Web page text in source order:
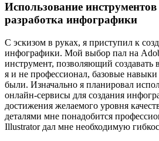
Использование
разработка инфографики
С эскизом в руках, я приступил к
инфографики. Мой выбор пал на
инструмент, позволяющий создавать
я и не профессионал, базовые
были. Изначально я планировал
онлайн-сервисы для создания
достижения желаемого уровня
деталями мне понадобится
Illustrator дал мне необходимую